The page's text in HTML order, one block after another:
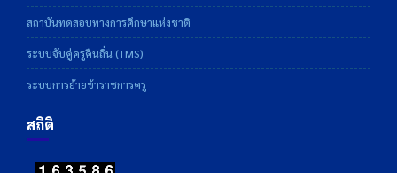
สถาบันทดสอบทางการศึกษาแห่งชาติ
ระบบจับคู่ครูคืนถิ่น (TMS)
ระบบการย้ายข้าราชการครู
สถิติ